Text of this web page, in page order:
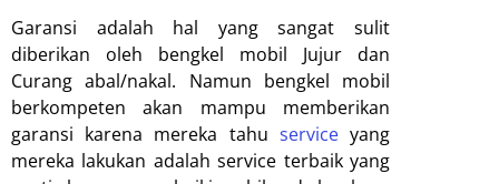
Garansi adalah hal yang sangat sulit
diberikan oleh bengkel mobil Jujur dan
Curang abal/nakal. Namun bengkel mobil
berkompeten akan mampu memberikan
garansi karena mereka tahu serviceyang
mereka lakukan adalah service terbaik yang